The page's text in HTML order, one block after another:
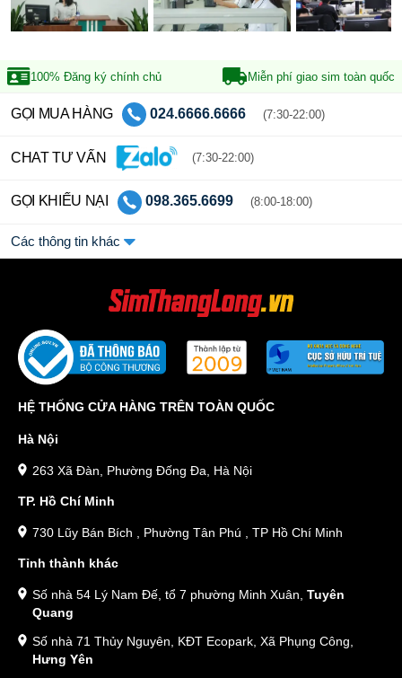
100% Đăng ký chính chủ Miễn phí giao sim toàn quốc
GỌI MUA HÀNG 024.6666.6666 (7:30-22:00)
CHAT TƯ VẤN (7:30-22:00)
GỌI KHIẾU NẠI 098.365.6699 (8:00-18:00)
Các thông tin khác
HỆ THỐNG CỬA HÀNG TRÊN TOÀN QUỐC
Hà Nội
263 Xã Đàn, Phường Đống Đa, Hà Nội
TP. Hồ Chí Minh
730 Lũy Bán Bích , Phường Tân Phú , TP Hồ Chí Minh
Tỉnh thành khác
Số nhà 54 Lý Nam Đế, tổ 7 phường Minh Xuân, Tuyên
Quang
Số nhà 71 Thủy Nguyên, KĐT Ecopark, Xã Phụng Công,
Hưng Yên